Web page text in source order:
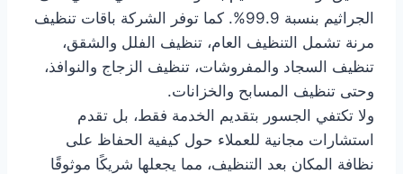
الجراثيم بنسبة 99.9%. كما توفر الشركة باقات تنظيف
مرنة تشمل التنظيف العام، تنظيف الفلل والشقق،
تنظيف السجاد والمفروشات، تنظيف الزجاج والنوافذ،
وحتى تنظيف المسابح والخزانات.
ولا تكتفي الجسور بتقديم الخدمة فقط، بل تقدم
استشارات مجانية للعملاء حول كيفية الحفاظ على
نظافة المكان بعد التنظيف، مما يجعلها شريكًا موثوقًا